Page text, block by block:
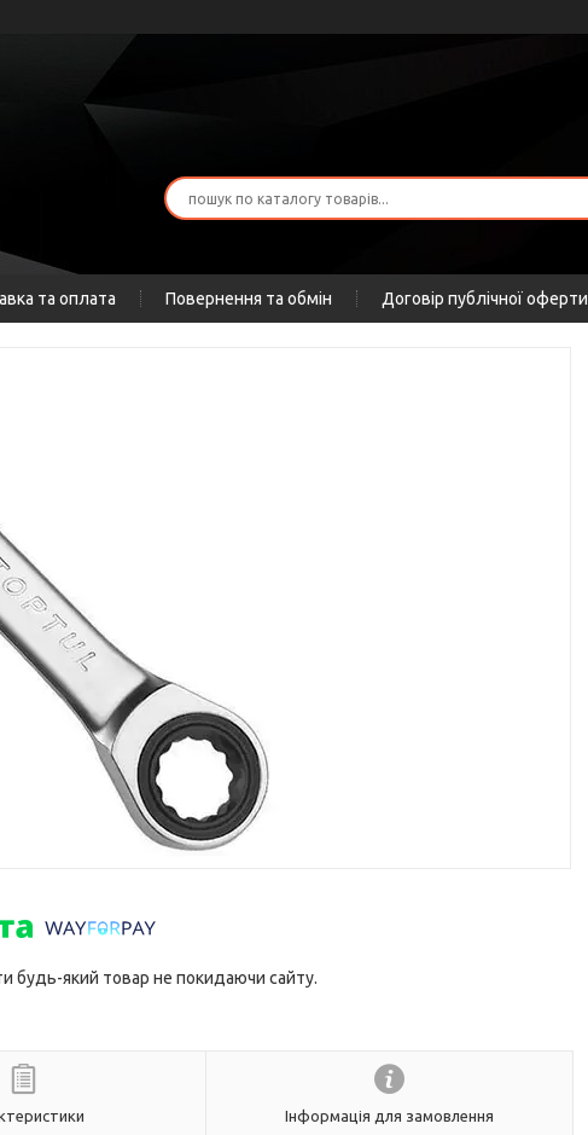
та оплата Повернення та обмін Договір публічної оферти
будь-який товар не покидаючи сайту.
Інформація для замовлення